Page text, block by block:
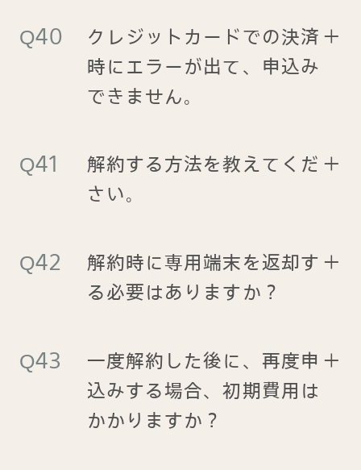
クレジットカードでの決済
時にエラーが出て、申込み
できません。
＋
解約する方法を教えてくだ
さい。
＋
解約時に専用端末を返却す
る必要はありますか？
＋
一度解約した後に、再度申
込みする場合、初期費用は
かかりますか？
＋